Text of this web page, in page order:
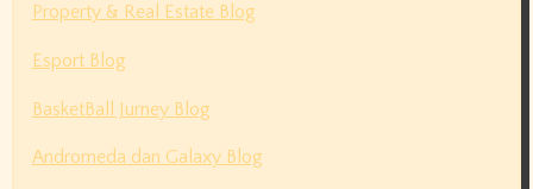
Property & Real Estate Blog
Esport Blog
BasketBall Jurney Blog
Andromeda dan Galaxy Blog